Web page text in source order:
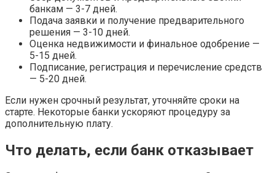
банкам — 3-7 дней.
Подача заявки и получение предварительного
решения — 3-10 дней.
Оценка недвижимости и финальное одобрение —
5-15 дней.
Подписание, регистрация и перечисление средств
— 5-20 дней.
Если нужен срочный результат, уточняйте сроки на
старте. Некоторые банки ускоряют процедуру за
дополнительную плату.
Что делать, если банк отказывает